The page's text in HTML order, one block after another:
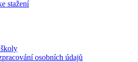
stažení
osobních údajů